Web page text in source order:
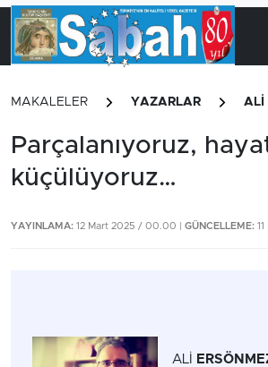
MAKALELER YAZARLAR ALİ
Parçalanıyoruz,
küçülüyoruz…
YAYINLAMA: 12 Mart 2025 / 00.00 | GÜNCELLEME:
ALİ